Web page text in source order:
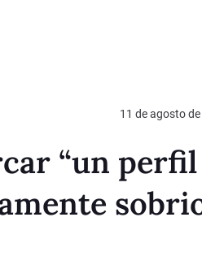
11 de agosto de
“un perfil